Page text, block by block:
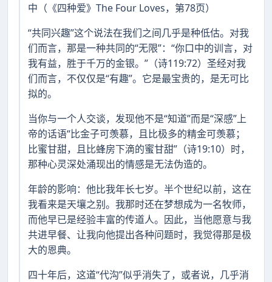
中（《四种爱》The Four Loves，第78页）
“共同兴趣”这个说法在我们之间几乎是种低估。对我
们而言，那是一种共同的“无限”：“你口中的训言，对
我有益，胜于千万的金银。”（诗119:72）圣经对我
们而言，不仅仅是“有趣”。它是最宝贵的，是无可比
拟的。
当你与一个人交谈，发现他不是“知道”而是“深感”上
帝的话语“比金子可羡慕，且比极多的精金可羡慕；
比蜜甘甜，且比蜂房下滴的蜜甘甜”（诗19:10）时，
那种心灵深处涌现出的情感是无法伪造的。
年龄的影响：他比我年长七岁。半个世纪以前，这在
我看来是天壤之别。我那时还在梦想成为一名牧师，
而他早已是经验丰富的传道人。因此，当他愿意与我
共进早餐、让我向他提出各种问题时，我觉得那是极
大的恩典。
四十年后，这道“代沟”似乎消失了，或者说，几乎消